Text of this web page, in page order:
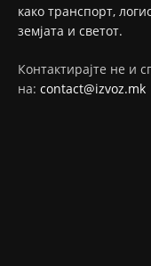
како транспорт,
земјата и светот.
Контактирајте не и
на: contact@izvoz.mk